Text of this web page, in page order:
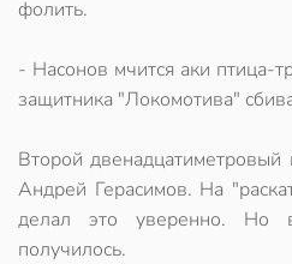
фолить.
- Насонов мчится аки птица-
защитника "Локомотива"
Второй
Андрей Герасимов. На
делал это уверенно.
получилось.